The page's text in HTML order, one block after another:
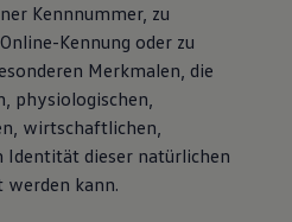
Kennnummer, zu
Kennung oder zu
Merkmalen, die
physiologischen,
wirtschaftlichen,
Identität dieser natürlichen
werden kann.